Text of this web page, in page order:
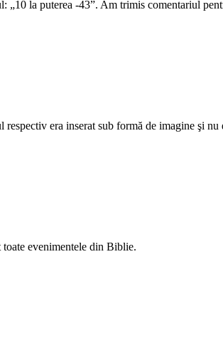
la puterea -43”. Am trimis comentariul
era inserat sub formă de imagine şi
evenimentele din Biblie.